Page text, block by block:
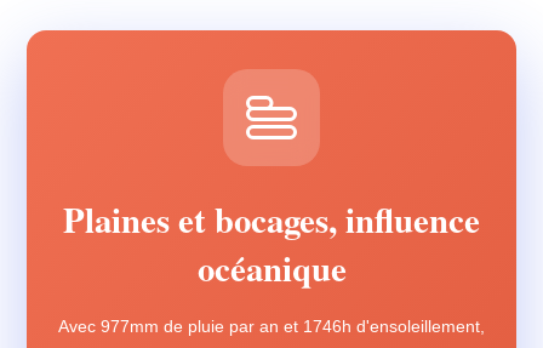
Plaines et bocages, influence
océanique
Avec 977mm de pluie par an et 1746h d'ensoleillement,